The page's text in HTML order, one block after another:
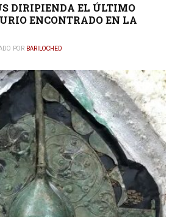
DIRIPIENDA EL ÚLTIMO
ENCONTRADO EN LA
POR BARILOCHED